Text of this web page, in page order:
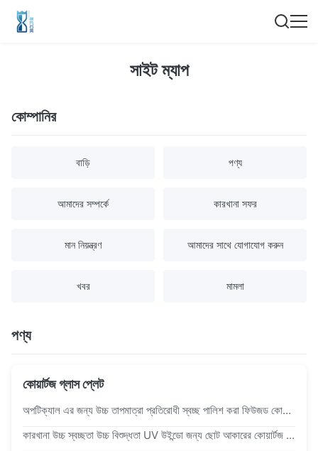
সাইট ম্যাপ
কোম্পানির
বাড়ি পণ্য
আমাদের সম্পর্কে কারখানা সফর
মান নিয়ন্ত্রণ আমাদের সাথে যোগাযোগ করুন
খবর মামলা
পণ্য
কোয়ার্টজ গ্লাস প্লেট
অপটিক্যাল এর জন্য উচ্চ তাপমাত্রা প্রতিরোধী স্বচ্ছ পালিশ করা ফিউজড কোয়ার্টজ গ্লাস প্লেট কোয়ার্টজ শীট
কারখানা উচ্চ স্বচ্ছতা উচ্চ বিশুদ্ধতা UV উইন্ডো জন্য ছোট আকারের কোয়ার্টজ গ্লাস শীট তৈরি